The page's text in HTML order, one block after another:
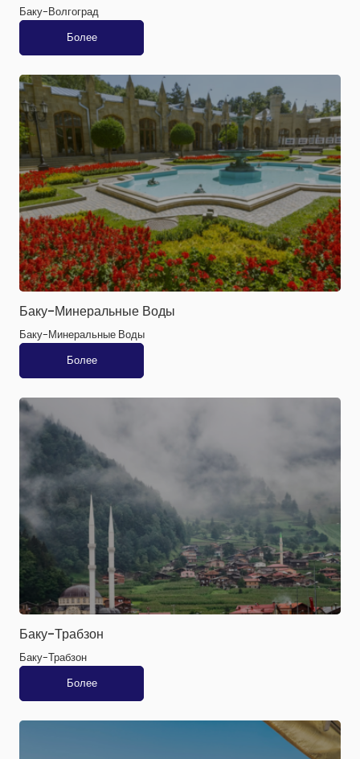
Баку-Волгоград
Более
Баку-Минеральные Воды
Баку-Минеральные Воды
Более
Баку-Трабзон
Баку-Трабзон
Более